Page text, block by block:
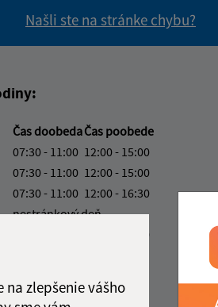
zlepšenie vášho
Našli ste na stránke chybu?
Čas doobedaČas poobede
07:30 - 11:00 12:00 - 15:00
07:30 - 11:00 12:00 - 15:00
07:30 - 11:00 12:00 - 16:30
nestránkový deň
12:00 - 13:30